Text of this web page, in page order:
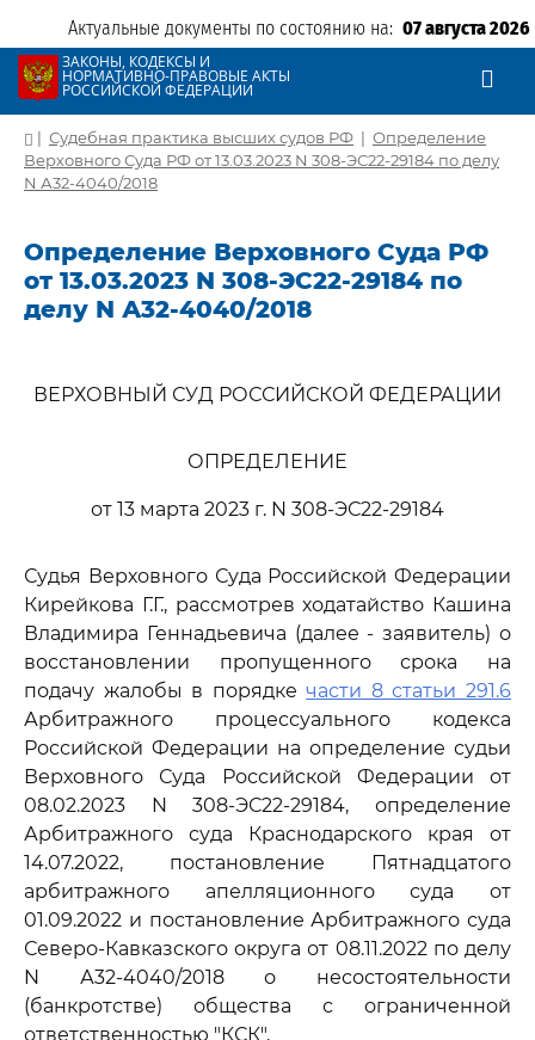
Актуальные документы по состоянию на: 07 августа 2026
ЗАКОНЫ, КОДЕКСЫ И
НОРМАТИВНО-ПРАВОВЫЕ АКТЫ
РОССИЙСКОЙ ФЕДЕРАЦИИ
| Судебная практика высших судов РФ | Определение
Верховного Суда РФ от 13.03.2023 N 308-ЭС22-29184 по делу
N А32-4040/2018
Определение Верховного Суда РФ
от 13.03.2023 N 308-ЭС22-29184 по
делу N А32-4040/2018
ВЕРХОВНЫЙ СУД РОССИЙСКОЙ ФЕДЕРАЦИИ
ОПРЕДЕЛЕНИЕ
от 13 марта 2023 г. N 308-ЭС22-29184
Судья Верховного Суда Российской Федерации
Кирейкова Г.Г., рассмотрев ходатайство Кашина
Владимира Геннадьевича (далее - заявитель) о
восстановлении пропущенного срока на
подачу жалобы в порядкечасти 8 статьи 291.6
Арбитражного процессуального кодекса
Российской Федерации на определение судьи
Верховного Суда Российской Федерации от
08.02.2023 N 308-ЭС22-29184, определение
Арбитражного суда Краснодарского края от
14.07.2022, постановление Пятнадцатого
арбитражного апелляционного суда от
01.09.2022 и постановление Арбитражного суда
Северо-Кавказского округа от 08.11.2022 по делу
N А32-4040/2018 о несостоятельности
(банкротстве) общества с ограниченной
ответственностью "КСК",